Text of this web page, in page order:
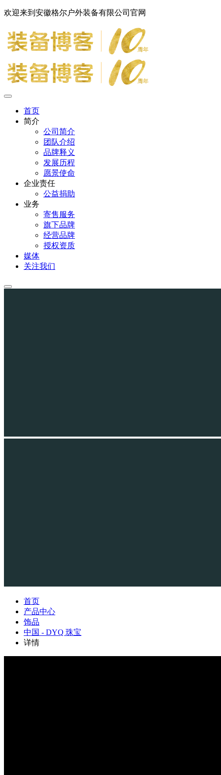
欢迎来到安徽格尔户外装备有限公司官网
首页
简介
公司简介
团队介绍
品牌释义
发展历程
愿景使命
企业责任
公益捐助
业务
寄售服务
旗下品牌
经营品牌
授权资质
媒体
关注我们
首页
产品中心
饰品
中国 - DYQ 珠宝
详情